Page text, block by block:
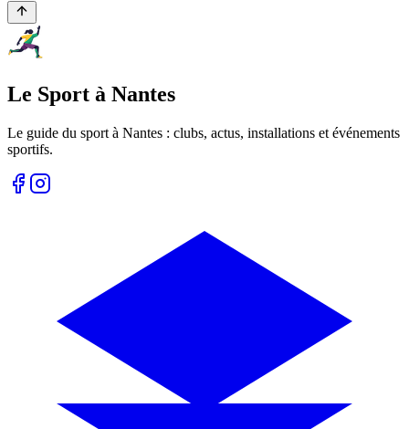
Le Sport à Nantes
Le guide du sport à Nantes : clubs, actus, installations et événements
sportifs.